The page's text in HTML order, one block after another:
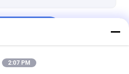
2:07 PM